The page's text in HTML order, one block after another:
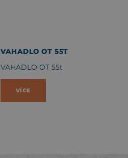
VAHADLO OT 55T
VAHADLO OT 55t
VÍCE